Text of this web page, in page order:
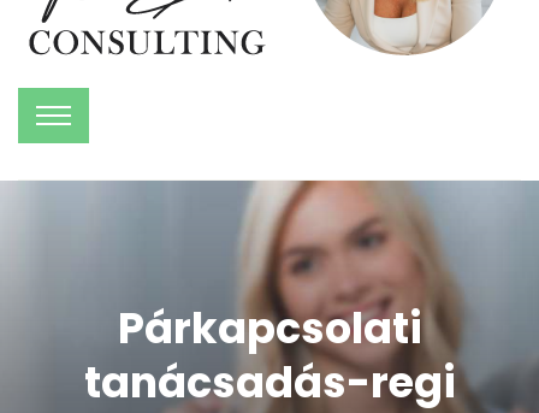
Párkapcsolati
tanácsadás-regi